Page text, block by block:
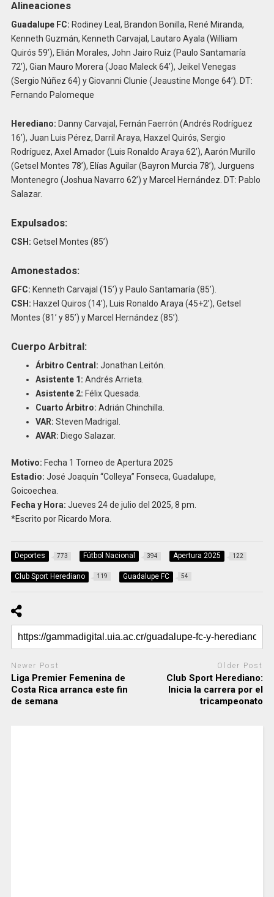
Alineaciones
Guadalupe FC: Rodiney Leal, Brandon Bonilla, René Miranda,
Kenneth Guzmán, Kenneth Carvajal, Lautaro Ayala (William
Quirós 59’), Elián Morales, John Jairo Ruiz (Paulo Santamaría
72’), Gian Mauro Morera (Joao Maleck 64’), Jeikel Venegas
(Sergio Núñez 64) y Giovanni Clunie (Jeaustine Monge 64’). DT:
Fernando Palomeque
Herediano: Danny Carvajal, Fernán Faerrón (Andrés Rodríguez
16’), Juan Luis Pérez, Darril Araya, Haxzel Quirós, Sergio
Rodríguez, Axel Amador (Luis Ronaldo Araya 62’), Aarón Murillo
(Getsel Montes 78’), Elías Aguilar (Bayron Murcia 78’), Jurguens
Montenegro (Joshua Navarro 62’) y Marcel Hernández. DT: Pablo
Salazar.
Expulsados:
CSH: Getsel Montes (85’)
Amonestados:
GFC: Kenneth Carvajal (15’) y Paulo Santamaría (85’).
CSH: Haxzel Quiros (14’), Luis Ronaldo Araya (45+2’), Getsel
Montes (81’ y 85’) y Marcel Hernández (85’).
Cuerpo Arbitral:
Árbitro Central: Jonathan Leitón.
Asistente 1: Andrés Arrieta.
Asistente 2: Félix Quesada.
Cuarto Árbitro: Adrián Chinchilla.
VAR: Steven Madrigal.
AVAR: Diego Salazar.
Motivo: Fecha 1 Torneo de Apertura 2025
Estadio: José Joaquín “Colleya” Fonseca, Guadalupe,
Goicoechea.
Fecha y Hora: Jueves 24 de julio del 2025, 8 pm.
*Escrito por Ricardo Mora.
Deportes 773 Fútbol Nacional 394 Apertura 2025 122
Club Sport Herediano 119 Guadalupe FC 54
Newer Post
Liga Premier Femenina de
Costa Rica arranca este fin
de semana
Older Post
Club Sport Herediano:
Inicia la carrera por el
tricampeonato